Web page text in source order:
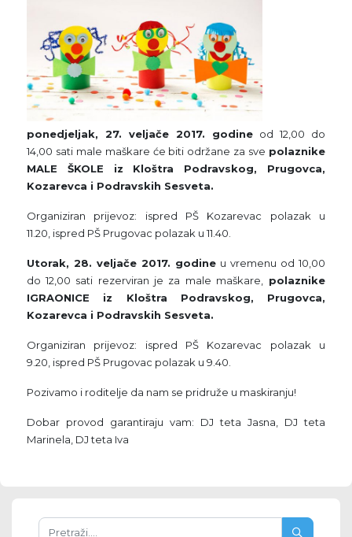
ponedjeljak, 27. veljače 2017. godine od 12,00 do
14,00 sati male maškare će biti održane za sve polaznike
MALE ŠKOLE iz Kloštra Podravskog, Prugovca,
Kozarevca i Podravskih Sesveta.
Organiziran prijevoz: ispred PŠ Kozarevac polazak u
11.20, ispred PŠ Prugovac polazak u 11.40.
Utorak, 28. veljače 2017. godine u vremenu od 10,00
do 12,00 sati rezerviran je za male maškare,
polaznike
IGRAONICE iz Kloštra Podravskog, Prugovca,
Kozarevca i Podravskih Sesveta.
Organiziran prijevoz: ispred PŠ Kozarevac polazak u
9.20, ispred PŠ Prugovac polazak u 9.40.
Pozivamo i roditelje da nam se pridruže u maskiranju!
Dobar provod garantiraju vam: DJ teta Jasna, DJ teta
Marinela, DJ teta Iva